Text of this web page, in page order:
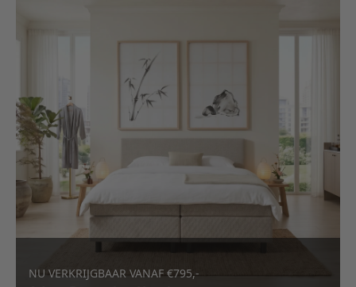
NU VERKRIJGBAAR VANAF €795,-